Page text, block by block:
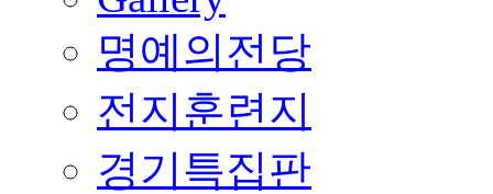
명예의전당
전지훈련지
경기특집판